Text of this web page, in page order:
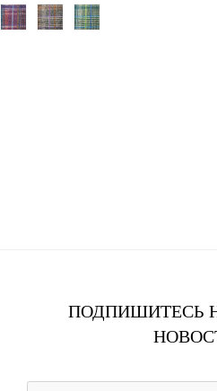
ПОДПИШИТЕСЬ